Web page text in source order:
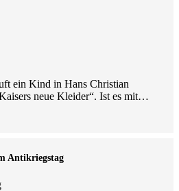
ein Kind in Hans Christian
neue Kleider“. Ist es mit…
Antikriegstag